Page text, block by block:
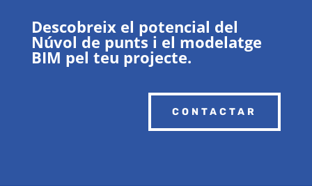
Descobreix el potencial del
Núvol de punts i el modelatge
BIM pel teu projecte.
CONTACTAR